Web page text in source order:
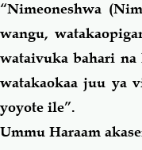
“Nimeoneshwa
wangu,
wataivuka bahari
watakaokaa juu ya
yoyote ile”.
Ummu Haraam